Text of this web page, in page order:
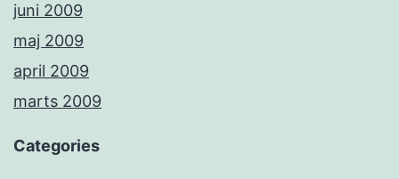
juni 2009
maj 2009
april 2009
marts 2009
Categories